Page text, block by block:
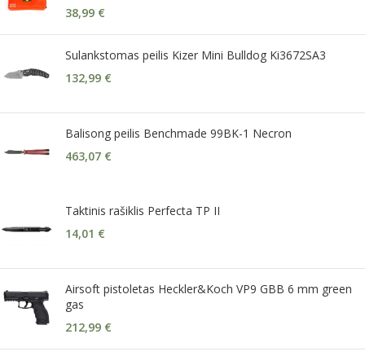
38,99 €
Sulankstomas peilis Kizer Mini Bulldog Ki3672SA3
132,99 €
Balisong peilis Benchmade 99BK-1 Necron
463,07 €
Taktinis rašiklis Perfecta TP II
14,01 €
Airsoft pistoletas Heckler&Koch VP9 GBB 6 mm green
gas
212,99 €